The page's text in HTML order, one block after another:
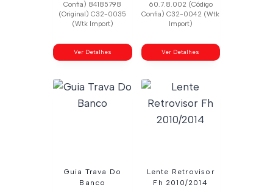
Confia) 84185798
(Original) C32-0035
(Wtk Import)
Ver Detalhes
60.7.8.002 (Código
Confia) C32-0042 (Wtk
Import)
Ver Detalhes
Guia Trava Do
Banco
Lente Retrovisor
Fh 2010/2014